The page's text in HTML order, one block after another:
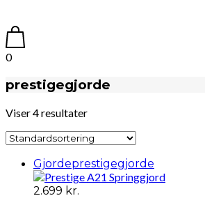
0
prestigegjorde
Viser 4 resultater
Gjordeprestigegjorde
2.699 kr.